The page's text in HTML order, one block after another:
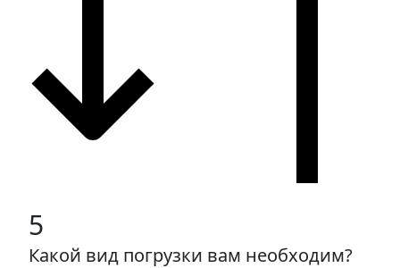
5
Какой вид погрузки вам необходим?